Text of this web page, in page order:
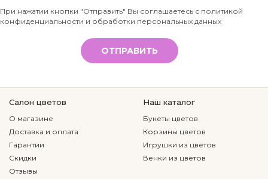
Телефон
*
При нажатии кнопки "Отправить" Вы соглашаетесь с политикой
конфиденциальности и обработки персональных данных
ОТПРАВИТЬ
Салон цветов
О магазине
Доставка и оплата
Гарантии
Скидки
Отзывы
Наш каталог
Букеты цветов
Корзины цветов
Игрушки из цветов
Венки из цветов